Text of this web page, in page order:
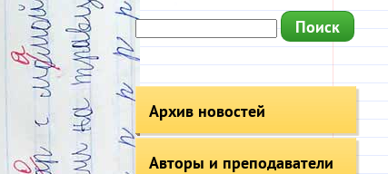
Архив новостей
Авторы и преподаватели